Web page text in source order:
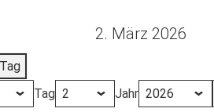
2. März 2026
Tag
Tag
Jahr